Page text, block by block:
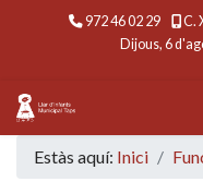
972 46 02 29 C.
Dijous, 6
Estàs aquí: Inici